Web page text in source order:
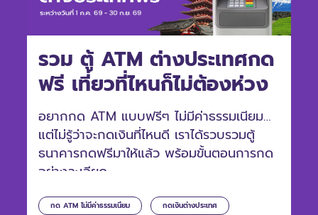
รวม ตู้ ATM ต่างประเทศกด
ฟรี เที่ยวที่ไหนก็ไม่ต้องห่วง
กด ATM ไม่มีค่าธรรมเนียม กดเงินต่างประเทศ
อยากกด ATM แบบฟรีๆ ไม่มีค่าธรรมเนียม
แต่ไม่รู้ว่าจะกดเงินที่ไหนดี เราได้รวบรวมตู้
ธนาคารกดฟรีมาให้แล้ว พร้อมขั้นตอนการกด
อย่างละเอียด